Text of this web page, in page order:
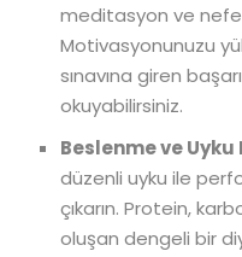
meditasyon ve
Motivasyonunuzu
sınavına giren
okuyabilirsiniz.
Beslenme ve Uyku
düzenli uyku ile
çıkarın. Protein,
oluşan dengeli bir